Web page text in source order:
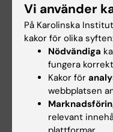
Ji X
PREPRINT:ARXIV.
Validation of an
for prostate
archived routine
Ji X; Zelic R;
M; Giunchi F;
Pettersson A;
Vi använder
På Karolinska
kakor för olika
Nödvändiga
fungera
Kakor för
webbplatsen
relevant